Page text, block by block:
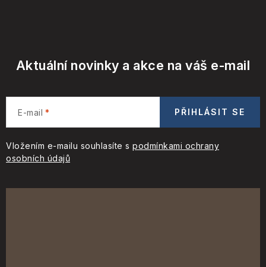
Aktuální novinky a akce na váš e-mail
E-mail
Vložením e-mailu souhlasíte s podmínkami ochrany
osobních údajů
PŘIHLÁSIT SE